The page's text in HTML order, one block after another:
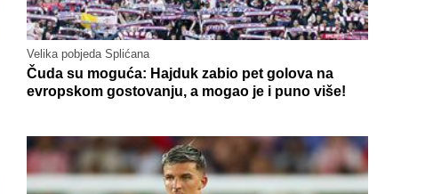
Velika pobjeda Splićana
Čuda su moguća: Hajduk zabio pet golova na
evropskom gostovanju, a mogao je i puno više!